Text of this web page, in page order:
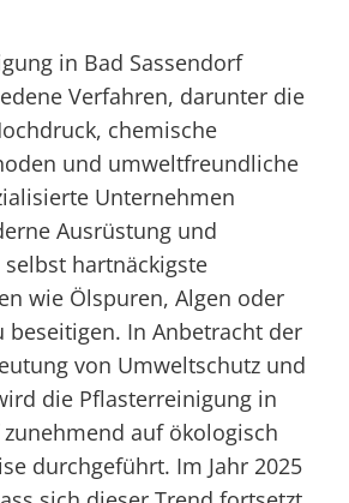
in Bad Sassendorf
Verfahren, darunter die
chemische
und umweltfreundliche
Unternehmen
Ausrüstung und
hartnäckigste
wie Ölspuren, Algen oder
beseitigen. In Anbetracht der
von Umweltschutz und
die Pflasterreinigung in
auf ökologisch
durchgeführt. Im Jahr 2025